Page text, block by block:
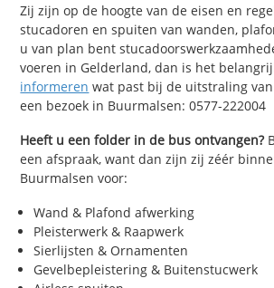
Zij zijn op de hoogte van de eisen en
stucadoren en spuiten van wanden,
u van plan bent
voeren in Gelderland, dan is het
informeren wat past bij de uitstraling
een bezoek in Buurmalsen: 0577-222004
Heeft u een folder in de bus ontvangen?
een afspraak, want dan zijn zij zéér
Buurmalsen voor:
Wand & Plafond afwerking
Pleisterwerk & Raapwerk
Sierlijsten & Ornamenten
Gevelbepleistering & Buitenstucwerk